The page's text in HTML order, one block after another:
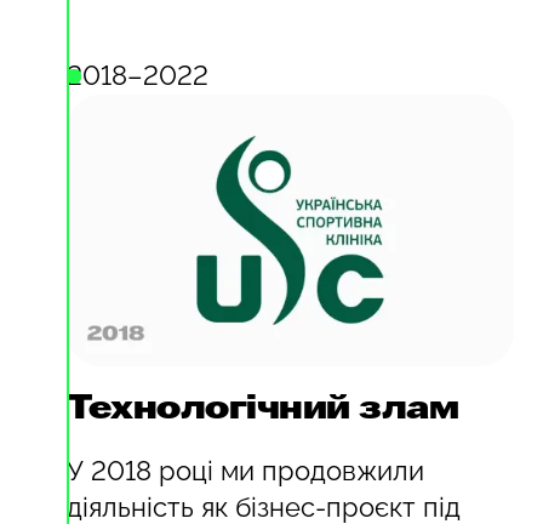
2018–2022
Технологічний злам
У 2018 році ми продовжили
діяльність як бізнес-проєкт під